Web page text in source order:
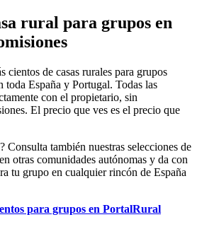
rural para grupos en
cientos de casas rurales para grupos
toda España y Portugal. Todas las
con el propietario, sin
El precio que ves es el precio que
Consulta también nuestras selecciones de
otras comunidades autónomas y da con
tu grupo en cualquier rincón de España
para grupos en PortalRural